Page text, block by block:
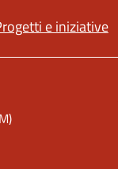
e iniziative